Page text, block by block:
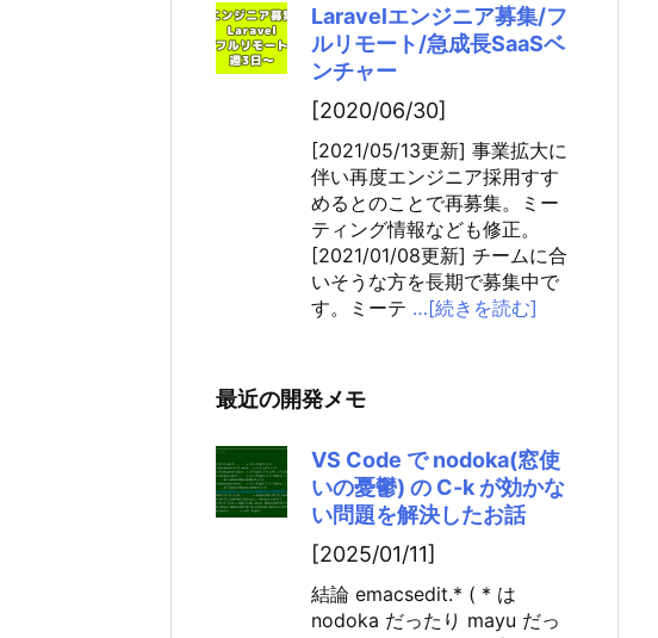
Laravelエンジニア募集/フ
ルリモート/急成長SaaSベ
ンチャー
[2020/06/30]
[2021/05/13更新] 事業拡大に
伴い再度エンジニア採用すす
めるとのことで再募集。ミー
ティング情報なども修正。
[2021/01/08更新] チームに合
いそうな方を長期で募集中で
す。ミーテ …[続きを読む]
最近の開発メモ
VS Code で nodoka(窓使
いの憂鬱) の C-k が効かな
い問題を解決したお話
[2025/01/11]
結論 emacsedit.* ( * は
nodoka だったり mayu だっ